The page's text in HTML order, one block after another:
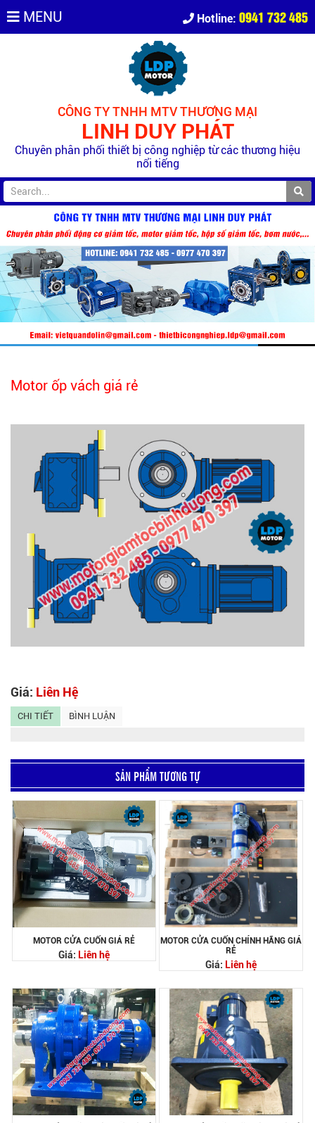
MENU Hotline: 0941 732 485
CÔNG TY TNHH MTV THƯƠNG MẠI
LINH DUY PHÁT
Chuyên phân phối thiết bị công nghiệp từ các thương hiệu
nổi tiếng
Motor ốp vách giá rẻ
Giá: Liên Hệ
CHI TIẾT BÌNH LUẬN
SẢN PHẨM TƯƠNG TỰ
MOTOR CỬA CUỐN GIÁ RẺ
Giá: Liên hệ
MOTOR CỬA CUỐN CHÍNH HÃNG GIÁ
RẺ
Giá: Liên hệ